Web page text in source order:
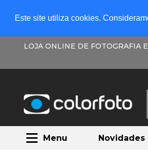
Este site utiliza cookies.
LOJA ONLINE DE FOTOGRAFIA
Menu Novidades